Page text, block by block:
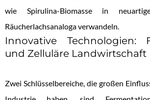
wie Spirulina-Biomasse in
Räucherlachsanaloga verwandeln.
Innovative Technologien:
und Zelluläre Landwirtschaft
Zwei Schlüsselbereiche, die großen